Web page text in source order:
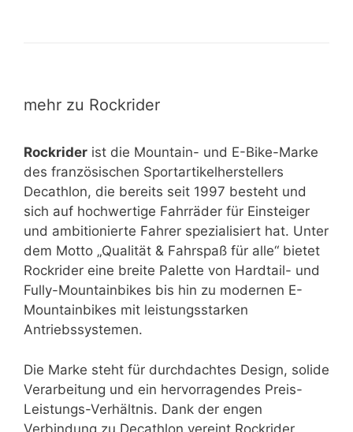
mehr zu Rockrider
Rockrider ist die Mountain- und E-Bike-Marke
des französischen Sportartikelherstellers
Decathlon, die bereits seit 1997 besteht und
sich auf hochwertige Fahrräder für Einsteiger
und ambitionierte Fahrer spezialisiert hat. Unter
dem Motto „Qualität & Fahrspaß für alle“ bietet
Rockrider eine breite Palette von Hardtail- und
Fully-Mountainbikes bis hin zu modernen E-
Mountainbikes mit leistungsstarken
Antriebssystemen.
Die Marke steht für durchdachtes Design, solide
Verarbeitung und ein hervorragendes Preis-
Leistungs-Verhältnis. Dank der engen
Verbindung zu Decathlon vereint Rockrider